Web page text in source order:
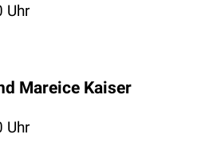
Uhr
Mareice Kaiser
Uhr